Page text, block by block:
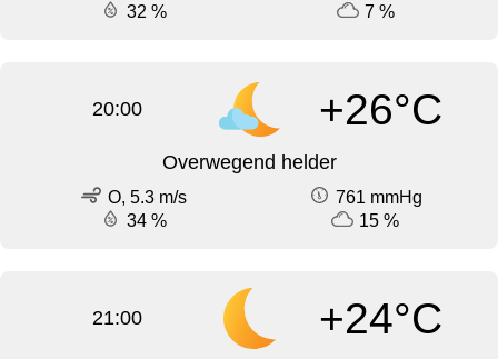
32 %
7 %
20:00 +26°C
Overwegend helder
O, 5.3 m/s
761 mmHg
34 %
15 %
21:00 +24°C